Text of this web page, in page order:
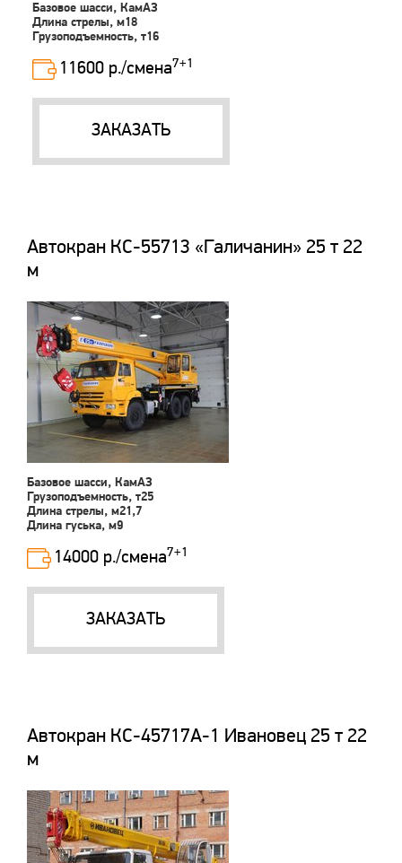
Базовое шасси, КамАЗ
Длина стрелы, м18
Грузоподъемность, т16
11600 р./смена7+1
ЗАКАЗАТЬ
Автокран КС-55713 «Галичанин» 25 т 22
м
Базовое шасси, КамАЗ
Грузоподъемность, т25
Длина стрелы, м21,7
Длина гуська, м9
14000 р./смена7+1
ЗАКАЗАТЬ
Автокран КС-45717А-1 Ивановец 25 т 22
м